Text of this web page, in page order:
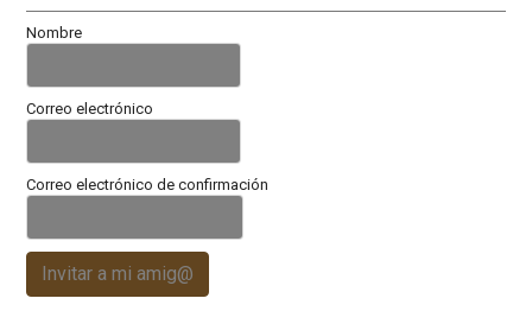
Nombre
Correo electrónico
Correo electrónico de confirmación
Invitar a mi amig@